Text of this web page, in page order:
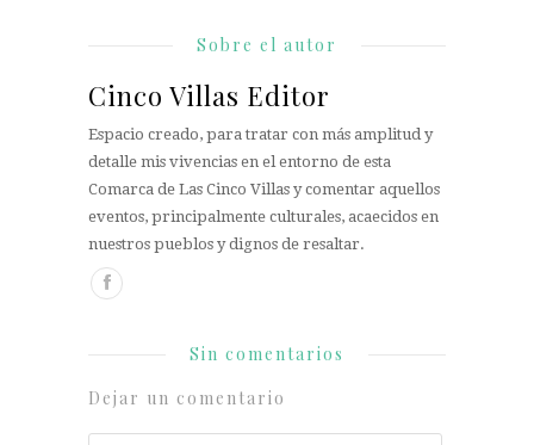
Sobre el autor
Cinco Villas Editor
Espacio creado, para tratar con más amplitud y
detalle mis vivencias en el entorno de esta
Comarca de Las Cinco Villas y comentar aquellos
eventos, principalmente culturales, acaecidos en
nuestros pueblos y dignos de resaltar.
Sin comentarios
Dejar un comentario